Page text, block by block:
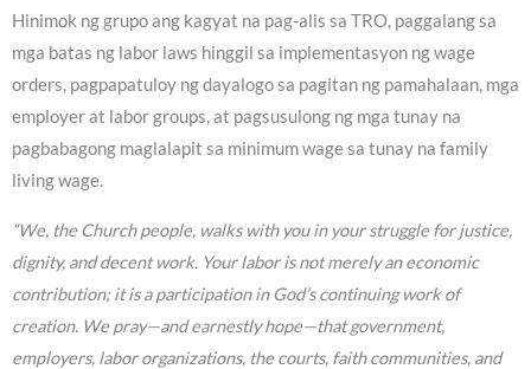
Hinimok ng grupo ang kagyat na pag-alis sa TRO, paggalang sa
mga batas ng labor laws hinggil sa implementasyon ng wage
orders, pagpapatuloy ng dayalogo sa pagitan ng pamahalaan, mga
employer at labor groups, at pagsusulong ng mga tunay na
pagbabagong maglalapit sa minimum wage sa tunay na family
living wage.
“We, the Church people, walks with you in your struggle for justice,
dignity, and decent work. Your labor is not merely an economic
contribution; it is a participation in God’s continuing work of
creation. We pray—and earnestly hope—that government,
employers, labor organizations, the courts, faith communities, and